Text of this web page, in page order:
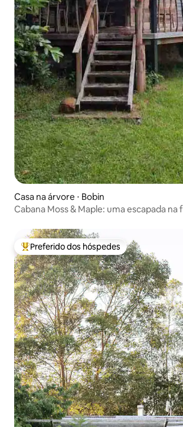
Casa na árvore ⋅ Bobin
Cabana Moss & Maple: uma escapada na
Entre os melhores preferidos dos hóspedes
Preferido dos hóspedes